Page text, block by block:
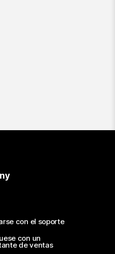
con el soporte
con un
de ventas